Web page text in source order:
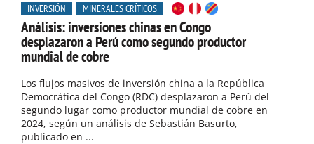
INVERSIÓN MINERALES CRÍTICOS
Análisis: inversiones chinas en Congo
desplazaron a Perú como segundo productor
mundial de cobre
Los flujos masivos de inversión china a la República
Democrática del Congo (RDC) desplazaron a Perú del
segundo lugar como productor mundial de cobre en
2024, según un análisis de Sebastián Basurto,
publicado en ...